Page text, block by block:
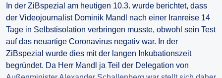
In der ZiBspezial am heutigen 10.3. wurde berichtet, dass
der Videojournalist Dominik Mandl nach einer Iranreise 14
Tage in Selbstisolation verbringen musste, obwohl sein Test
auf das neuartige Coronavirus negativ war. In der
ZiBspezial wurde dies mit der langen Inkubationszeit
begründet. Da Herr Mandl ja Teil der Delegation von